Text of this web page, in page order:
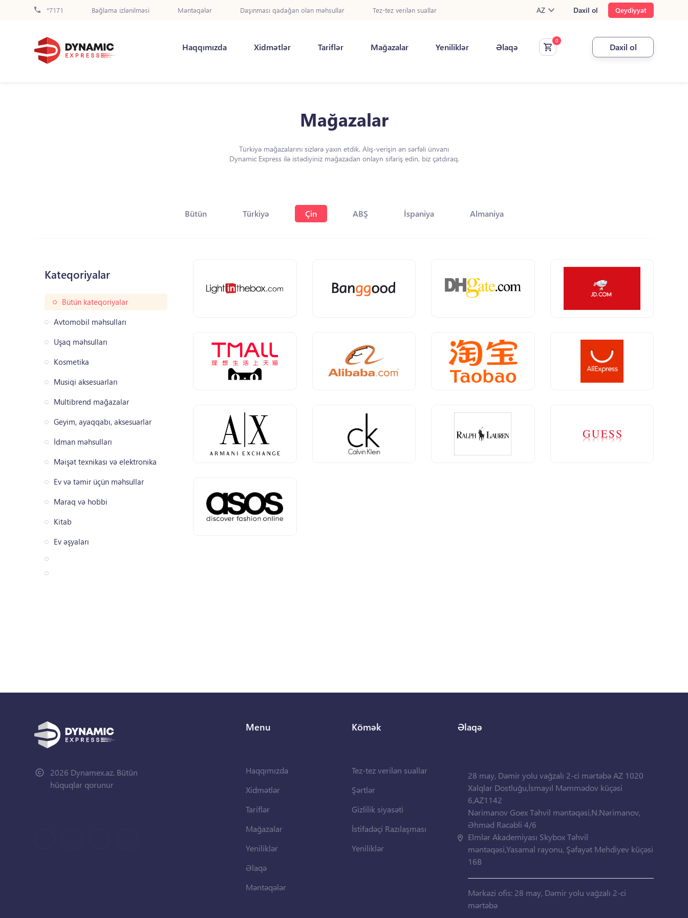
*7171 Bağlama izlənilməsi Məntəqələr Daşınması qadağan olan məhsullar Tez-tez verilən suallar AZ Daxil ol Qeydiyyat
Haqqımızda Xidmətlər Tariflər Mağazalar Yeniliklər Əlaqə Daxil ol
Mağazalar
Türkiyə mağazalarını sizlərə yaxın etdik. Alış-verişin ən sərfəli ünvanı
Dynamic Express ilə istədiyiniz mağazadan onlayn sifariş edin, biz çatdıraq.
Bütün Türkiyə Çin ABŞ İspaniya Almaniya
Kateqoriyalar
Bütün kateqoriyalar
Avtomobil məhsulları
Uşaq məhsulları
Kosmetika
Musiqi aksesuarları
Multibrend mağazalar
Geyim, ayaqqabı, aksesuarlar
İdman məhsulları
Məişət texnikası və elektronika
Ev və təmir üçün məhsullar
Maraq və hobbi
Kitab
Ev əşyaları
2026 Dynamex.az. Bütün
hüquqlar qorunur
Menu
Haqqımızda
Xidmətlər
Tariflər
Mağazalar
Yeniliklər
Əlaqə
Məntəqələr
Kömək
Tez-tez verilən suallar
Şərtlər
Gizlilik siyasəti
İstifadəçi Razılaşması
Yeniliklər
Əlaqə
28 may, Dəmir yolu vağzalı 2-ci mərtəbə AZ 1020
Xalqlar Dostluğu,İsmayıl Məmmədov küçəsi
6,AZ1142
Nərimanov Goex Təhvil məntəqəsi,N.Nərimanov,
Əhməd Rəcəbli 4/6
Elmlər Akademiyası Skybox Təhvil
məntəqəsi,Yasamal rayonu, Şəfayət Mehdiyev küçəsi
16B
Mərkəzi ofis: 28 may, Dəmir yolu vağzalı 2-ci
mərtəbə